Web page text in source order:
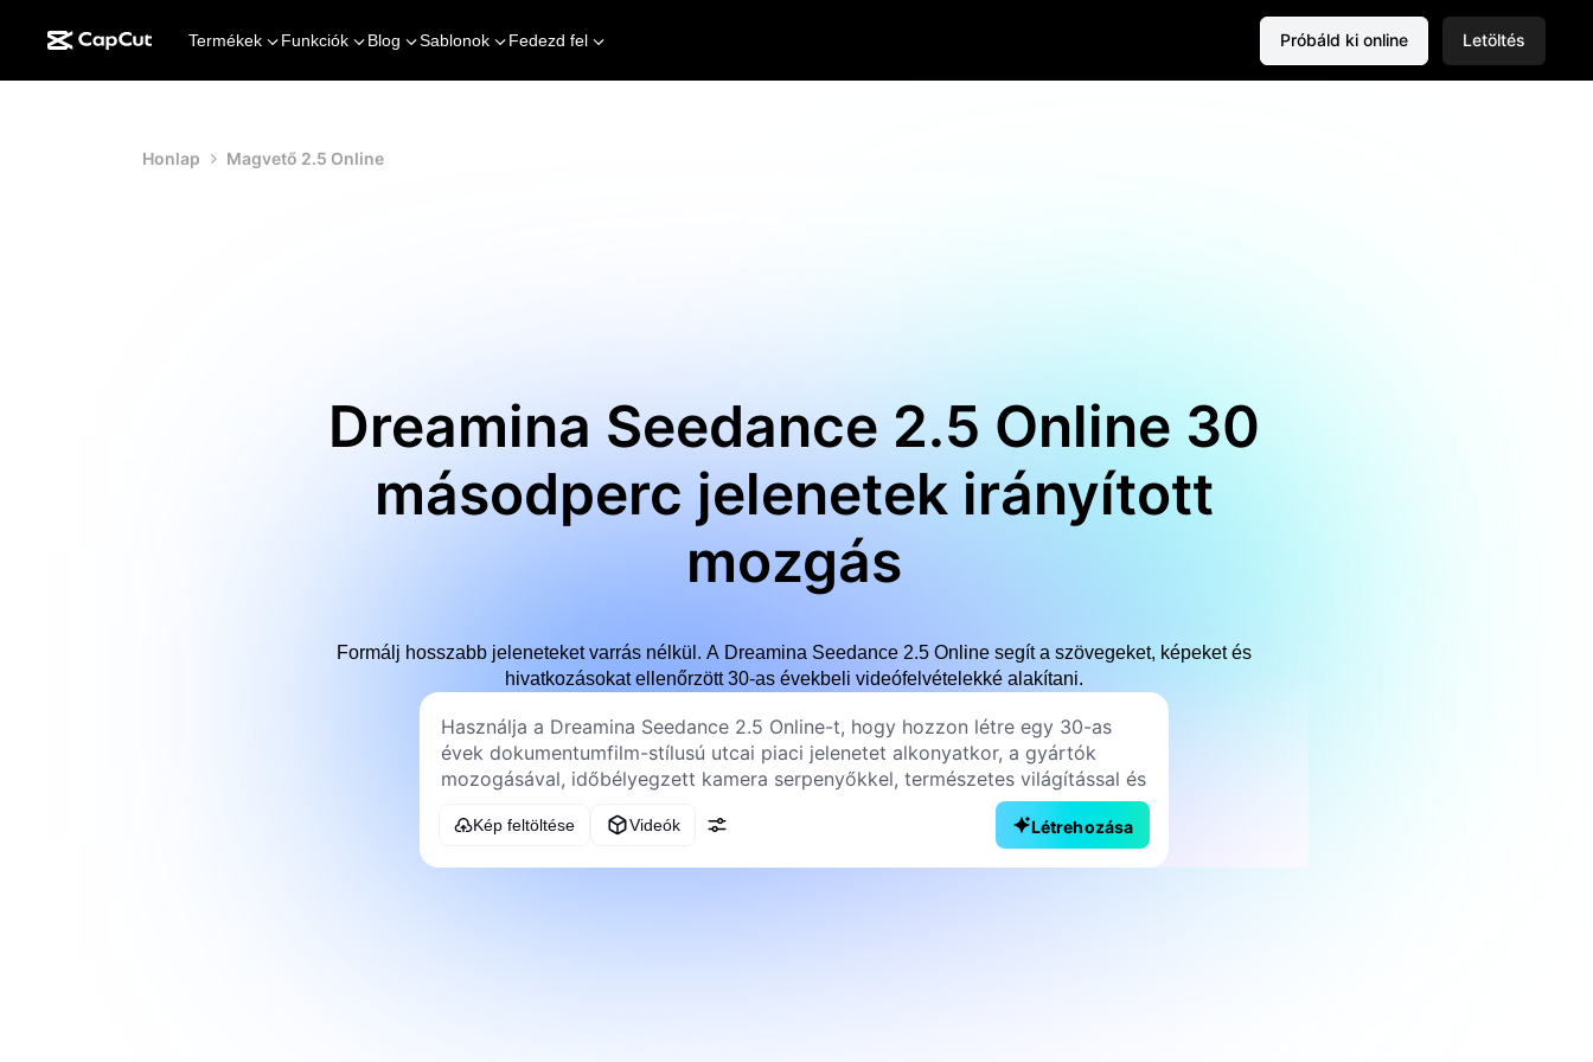
Termékek Funkciók Blog Sablonok Fedezd fel Próbáld ki online Letöltés
Honlap Magvető 2.5 Online
Dreamina Seedance 2.5 Online 30
másodperc jelenetek irányított
mozgás
Formálj hosszabb jeleneteket varrás nélkül. A Dreamina Seedance 2.5 Online segít a szövegeket, képeket és
hivatkozásokat ellenőrzött 30-as évekbeli videófelvételekké alakítani.
Kép feltöltése Videók Létrehozása